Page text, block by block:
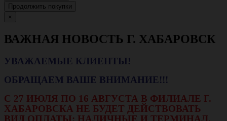
Продолжить покупки
×
ВАЖНАЯ НОВОСТЬ Г. ХАБАРОВСК
УВАЖАЕМЫЕ КЛИЕНТЫ!
ОБРАЩАЕМ ВАШЕ ВНИМАНИЕ!!!
С 27 ИЮЛЯ ПО 16 АВГУСТА В ФИЛИАЛЕ Г.
ХАБАРОВСКА НЕ БУДЕТ ДЕЙСТВОВАТЬ
ВИД ОПЛАТЫ: НАЛИЧНЫЕ И ТЕРМИНАЛ.